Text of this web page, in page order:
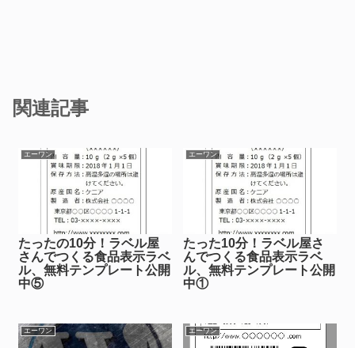
関連記事
エーワン
たったの10分！ラベル屋
さんでつくる食品表示ラベ
ル、無料テンプレート公開
中⑤
エーワン
たった10分！ラベル屋さ
んでつくる食品表示ラベ
ル、無料テンプレート公開
中①
エーワン エーワン